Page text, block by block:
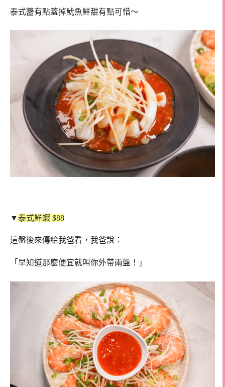
泰式醬有點蓋掉魷魚鮮甜有點可惜～
▼泰式鮮蝦 $88
這盤後來傳給我爸看，我爸說：
「早知道那麼便宜就叫你外帶兩盤！」